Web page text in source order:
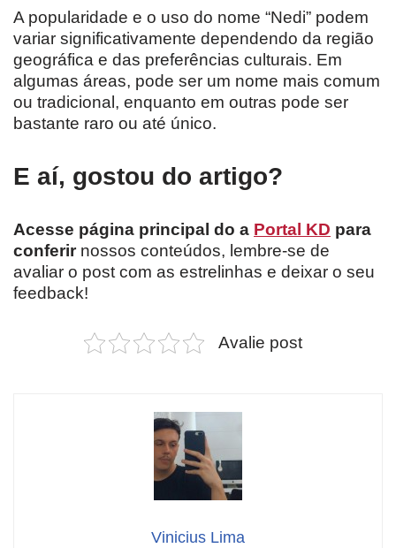
A popularidade e o uso do nome “Nedi” podem
variar significativamente dependendo da região
geográfica e das preferências culturais. Em
algumas áreas, pode ser um nome mais comum
ou tradicional, enquanto em outras pode ser
bastante raro ou até único.
E aí, gostou do artigo?
Acesse página principal do a Portal KD para
conferirnossos conteúdos, lembre-se de
avaliar o post com as estrelinhas e deixar o seu
feedback!
Avalie post
Vinicius Lima